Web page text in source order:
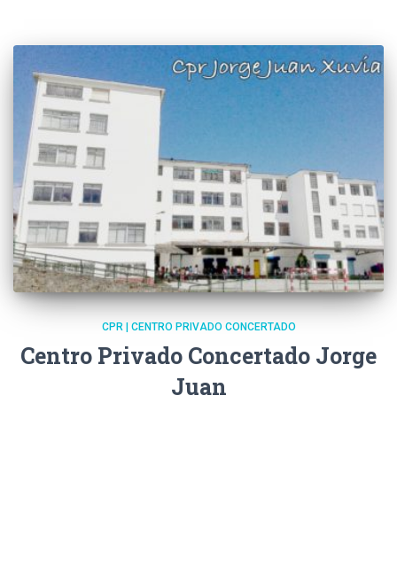
CPR | CENTRO PRIVADO CONCERTADO
Centro Privado Concertado Jorge
Juan